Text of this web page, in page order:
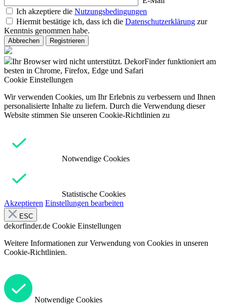
Ich akzeptiere die Nutzungsbedingungen
Hiermit bestätige ich, dass ich die Datenschutzerklärung zur
Kenntnis genommen habe.
Abbrechen Registrieren
Ihr Browser wird nicht unterstützt. DekorFinder funktioniert am
besten in Chrome, Firefox, Edge und Safari
Cookie Einstellungen
Wir verwenden Cookies, um Ihr Erlebnis zu verbessern und Ihnen
personalisierte Inhalte zu liefern. Durch die Verwendung dieser
Website stimmen Sie unseren Cookie-Richtlinien zu
Notwendige Cookies
Statistische Cookies
Akzeptieren Einstellungen bearbeiten
ESC
dekorfinder.de Cookie Einstellungen
Weitere Informationen zur Verwendung von Cookies in unseren
Cookie-Richtlinien.
Notwendige Cookies